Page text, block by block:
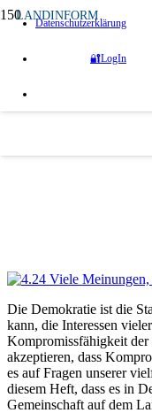
Datenschutzerklärung
🔐LogIn
LANDINFORM
4.2024 Viele
Die DVS-
praxisnahes
vor und berichtet
Die Demokratie ist die
kann, die Interessen
Kompromissfähigkeit der
akzeptieren, dass
es auf Fragen unserer
diesem Heft, dass es in
Gemeinschaft auf dem